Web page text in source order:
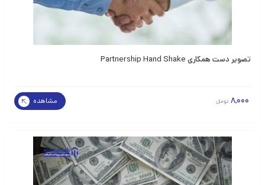
تصویر دست همکاری Partnership Hand Shake
8,000 تومان مشاهده